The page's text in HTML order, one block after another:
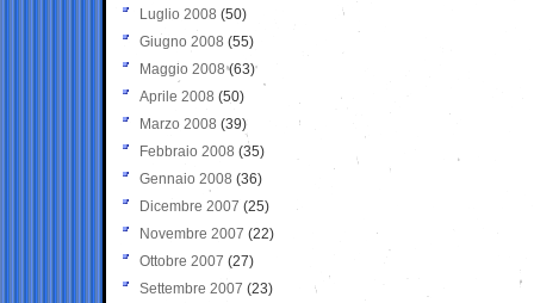
Luglio 2008 (50)
Giugno 2008 (55)
Maggio 2008(63)
Aprile 2008 (50)
Marzo 2008 (39)
Febbraio 2008 (35)
Gennaio 2008 (36)
Dicembre 2007 (25)
Novembre 2007 (22)
Ottobre 2007 (27)
Settembre 2007 (23)